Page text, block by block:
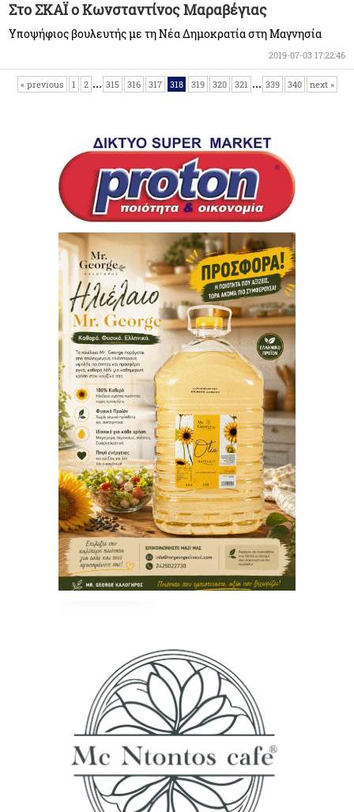
Στο ΣΚΑΪ ο Κωνσταντίνος Μαραβέγιας
Υποψήφιος βουλευτής με τη Νέα Δημοκρατία στη Μαγνησία
2019-07-03 17:22:46
« previous 1 2 ... 315 316 317 318 319 320 321 ... 339 340 next »